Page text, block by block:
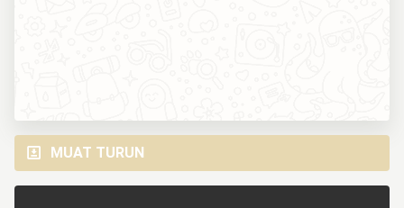
MUAT TURUN